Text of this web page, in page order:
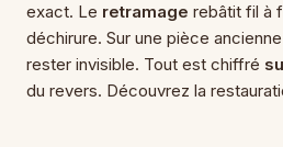
exact. Le retramage rebâtit fil à
déchirure. Sur une pièce
rester invisible. Tout est chiffré
du revers. Découvrez la